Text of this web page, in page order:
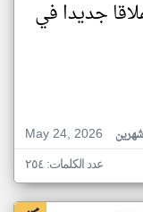
جديدا في
May 24, 2026
عدد الكلمات: ٢٥٤